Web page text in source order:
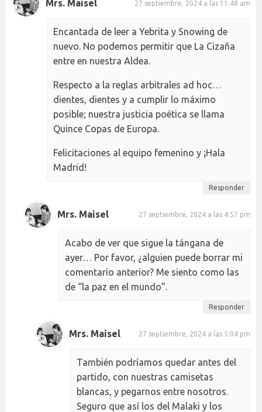
Mrs. Maisel 27 septiembre, 2024 a las 11:48 am
Encantada de leer a Yebrita y Snowing de
nuevo. No podemos permitir que La Cizaña
entre en nuestra Aldea.
Respecto a la reglas arbitrales ad hoc…
dientes, dientes y a cumplir lo máximo
posible; nuestra justicia poética se llama
Quince Copas de Europa.
Felicitaciones al equipo femenino y ¡Hala
Madrid!
Responder
Mrs. Maisel 27 septiembre, 2024 a las 4:57 pm
Acabo de ver que sigue la tángana de
ayer… Por favor, ¿alguien puede borrar mi
comentario anterior? Me siento como las
de “la paz en el mundo”.
Responder
Mrs. Maisel 27 septiembre, 2024 a las 5:04 pm
También podríamos quedar antes del
partido, con nuestras camisetas
blancas, y pegarnos entre nosotros.
Seguro que así los del Malaki y los